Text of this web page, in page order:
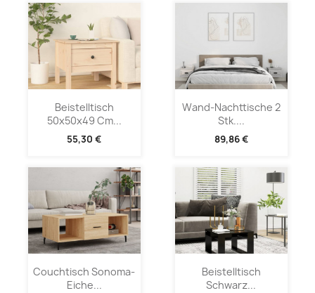
Beistelltisch
50x50x49 Cm...
55,30 €
Wand-Nachttische 2
Stk....
89,86 €
Couchtisch Sonoma-
Eiche...
Beistelltisch
Schwarz...